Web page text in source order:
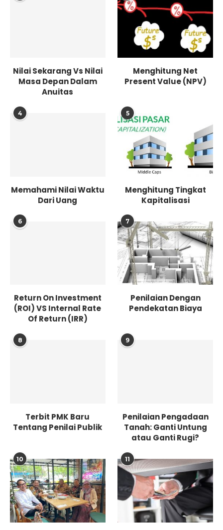
Nilai Sekarang Vs Nilai
Masa Depan Dalam
Anuitas
Menghitung Net
Present Value (NPV)
4
Memahami Nilai Waktu
Dari Uang
5
Menghitung Tingkat
Kapitalisasi
6
Return On Investment
(ROI) VS Internal Rate
Of Return (IRR)
7
Penilaian Dengan
Pendekatan Biaya
8
Terbit PMK Baru
Tentang Penilai Publik
9
Penilaian Pengadaan
Tanah: Ganti Untung
atau Ganti Rugi?
10 11